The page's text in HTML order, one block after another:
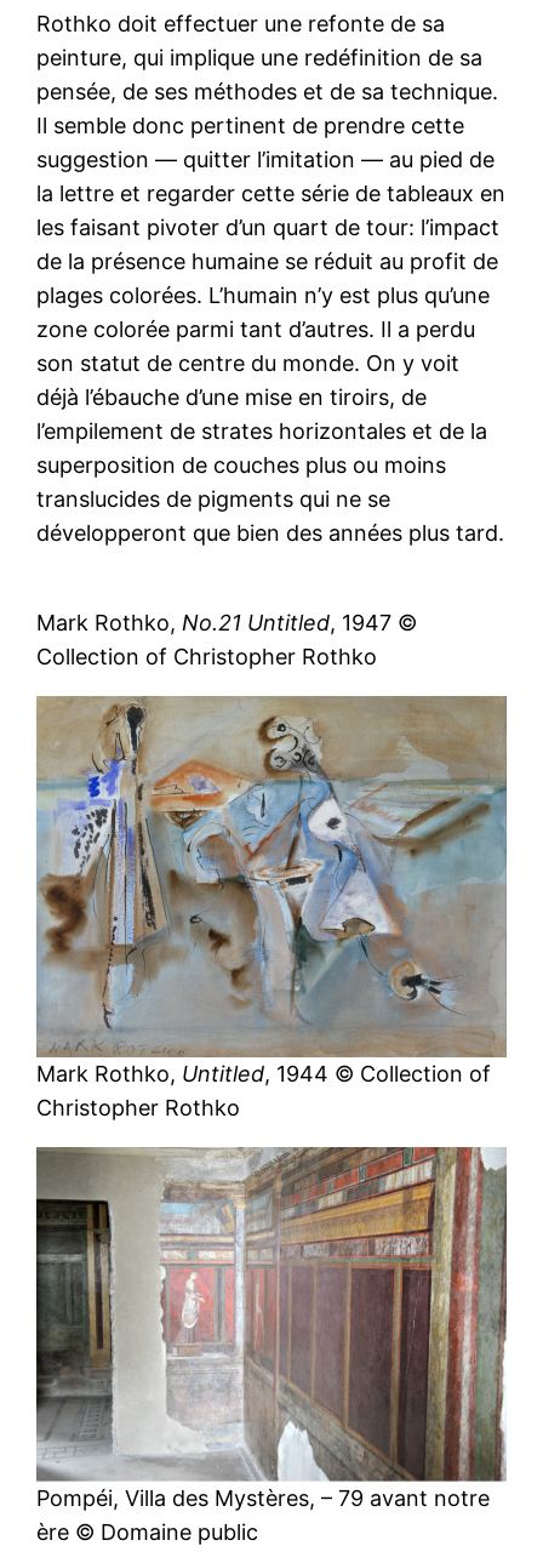
Rothko doit effectuer une refonte de sa
peinture, qui implique une redéfinition de sa
pensée, de ses méthodes et de sa technique.
Il semble donc pertinent de prendre cette
suggestion — quitter l’imitation — au pied de
la lettre et regarder cette série de tableaux en
les faisant pivoter d’un quart de tour: l’impact
de la présence humaine se réduit au profit de
plages colorées. L’humain n’y est plus qu’une
zone colorée parmi tant d’autres. Il a perdu
son statut de centre du monde. On y voit
déjà l’ébauche d’une mise en tiroirs, de
l’empilement de strates horizontales et de la
superposition de couches plus ou moins
translucides de pigments qui ne se
développeront que bien des années plus tard.
Mark Rothko, No.21 Untitled, 1947 ©
Collection of Christopher Rothko
Mark Rothko, Untitled, 1944 © Collection of
Christopher Rothko
Pompéi, Villa des Mystères, – 79 avant notre
ère © Domaine public